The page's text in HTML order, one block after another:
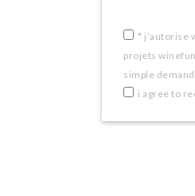
a
human,
ignore
* j’autorise
projets
simple
i agree to